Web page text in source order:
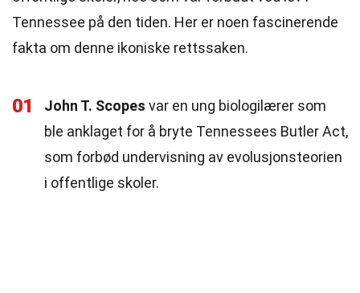
Tennessee på den tiden. Her er noen fascinerende
fakta om denne ikoniske rettssaken.
01 John T. Scopes var en ung biologilærer som
ble anklaget for å bryte Tennessees Butler Act,
som forbød undervisning av evolusjonsteorien
i offentlige skoler.